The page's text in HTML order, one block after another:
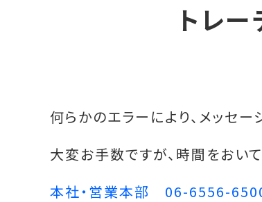
トレ
何らかのエラーにより、メッセ
大変お手数ですが、時間をおい
本社・営業本部 06-6556-